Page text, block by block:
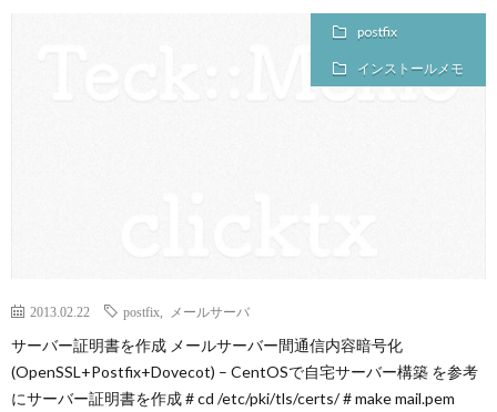
postfix
インストールメモ
2013.02.22 postfix メールサーバ
サーバー証明書を作成 メールサーバー間通信内容暗号化
(OpenSSL+Postfix+Dovecot) – CentOSで自宅サーバー構築 を参考
にサーバー証明書を作成 # cd /etc/pki/tls/certs/ # make mail.pem